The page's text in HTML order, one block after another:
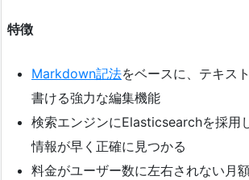
特徴
Markdown記法をベースに、テキス
書ける強力な編集機能
検索エンジンにElasticsearchを採用
情報が早く正確に見つかる
料金がユーザー数に左右されない月